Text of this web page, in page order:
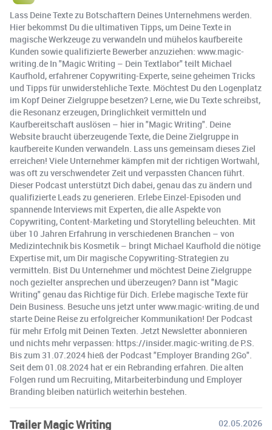
Lass Deine Texte zu Botschaftern Deines Unternehmens werden.
Hier bekommst Du die ultimativen Tipps, um Deine Texte in
magische Werkzeuge zu verwandeln und mühelos kaufbereite
Kunden sowie qualifizierte Bewerber anzuziehen: www.magic-
writing.de In "Magic Writing – Dein Textlabor" teilt Michael
Kaufhold, erfahrener Copywriting-Experte, seine geheimen Tricks
und Tipps für unwiderstehliche Texte. Möchtest Du den Logenplatz
im Kopf Deiner Zielgruppe besetzen? Lerne, wie Du Texte schreibst,
die Resonanz erzeugen, Dringlichkeit vermitteln und
Kaufbereitschaft auslösen – hier in "Magic Writing". Deine
Website braucht überzeugende Texte, die Deine Zielgruppe in
kaufbereite Kunden verwandeln. Lass uns gemeinsam dieses Ziel
erreichen! Viele Unternehmer kämpfen mit der richtigen Wortwahl,
was oft zu verschwendeter Zeit und verpassten Chancen führt.
Dieser Podcast unterstützt Dich dabei, genau das zu ändern und
qualifizierte Leads zu generieren. Erlebe Einzel-Episoden und
spannende Interviews mit Experten, die alle Aspekte von
Copywriting, Content-Marketing und Storytelling beleuchten. Mit
über 10 Jahren Erfahrung in verschiedenen Branchen – von
Medizintechnik bis Kosmetik – bringt Michael Kaufhold die nötige
Expertise mit, um Dir magische Copywriting-Strategien zu
vermitteln. Bist Du Unternehmer und möchtest Deine Zielgruppe
noch gezielter ansprechen und überzeugen? Dann ist "Magic
Writing" genau das Richtige für Dich. Erlebe magische Texte für
Dein Business. Besuche uns jetzt unter www.magic-writing.de und
starte Deine Reise zu erfolgreicher Kommunikation! Der Podcast
für mehr Erfolg mit Deinen Texten. Jetzt Newsletter abonnieren
und nichts mehr verpassen: https://insider.magic-writing.de P.S.
Bis zum 31.07.2024 hieß der Podcast "Employer Branding 2Go".
Seit dem 01.08.2024 hat er ein Rebranding erfahren. Die alten
Folgen rund um Recruiting, Mitarbeiterbindung und Employer
Branding bleiben natürlich weiterhin bestehen.
Trailer Magic Writing
02.05.2026